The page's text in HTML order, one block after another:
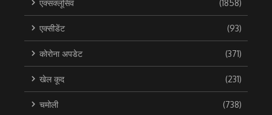
एक्सक्लूसिव (1858)
एक्सीडेंट (93)
कोरोना अपडेट (371)
खेल कूद (231)
चमोली (738)